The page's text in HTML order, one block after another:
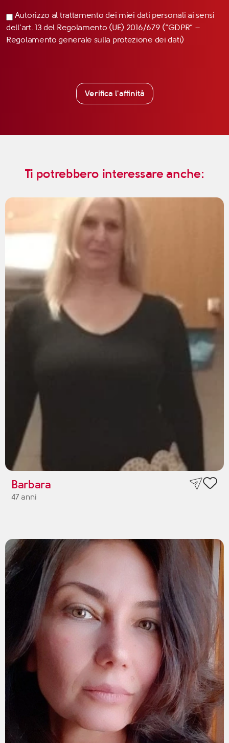
Autorizzo al trattamento dei miei dati personali ai sensi
dell’art. 13 del Regolamento (UE) 2016/679 (“GDPR” –
Regolamento generale sulla protezione dei dati)
Verifica l'affinità
Ti potrebbero interessare anche:
Barbara
47 anni